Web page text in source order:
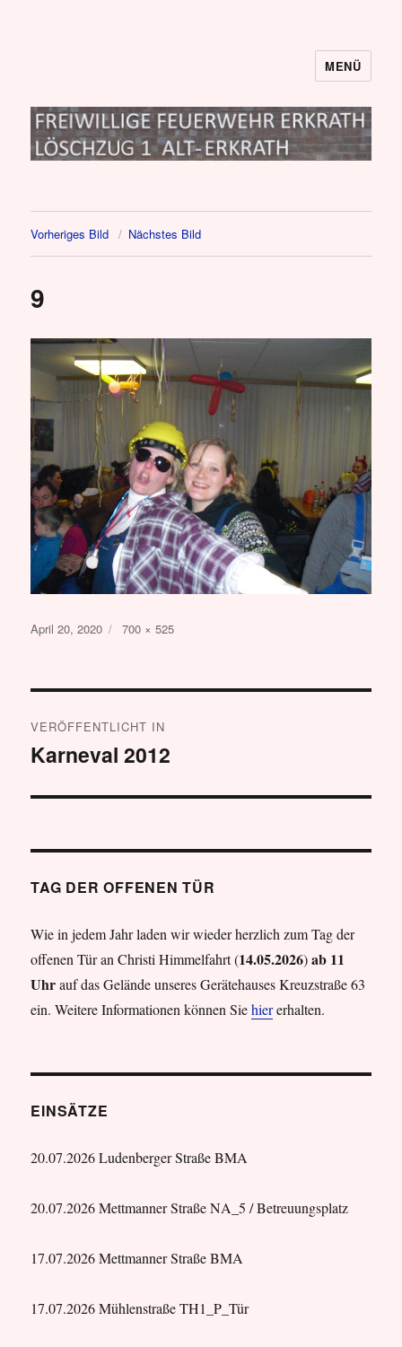
MENÜ
Vorheriges Bild Nächstes Bild
9
Veröffentlicht
April 20, 2020 Originalgröße
700 × 525
VERÖFFENTLICHT IN
Karneval 2012
TAG DER OFFENEN TÜR
Wie in jedem Jahr laden wir wieder herzlich zum Tag der
offenen Tür an Christi Himmelfahrt (14.05.2026)ab 11
Uhrauf das Gelände unseres Gerätehauses Kreuzstraße 63
ein. Weitere Informationen können Siehiererhalten.
EINSÄTZE
20.07.2026 Ludenberger Straße BMA
20.07.2026 Mettmanner Straße NA_5 / Betreuungsplatz
17.07.2026 Mettmanner Straße BMA
17.07.2026 Mühlenstraße TH1_P_Tür